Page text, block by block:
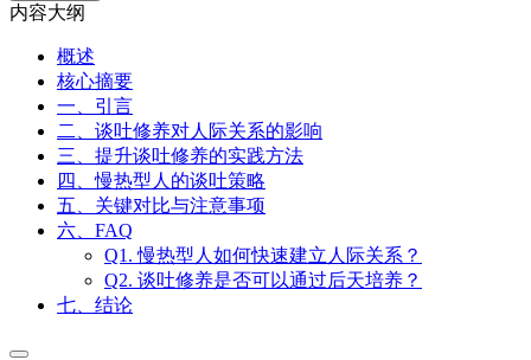
内容大纲
概述
核心摘要
一、引言
二、谈吐修养对人际关系的影响
三、提升谈吐修养的实践方法
四、慢热型人的谈吐策略
五、关键对比与注意事项
六、FAQ
Q1. 慢热型人如何快速建立人际关系？
Q2. 谈吐修养是否可以通过后天培养？
七、结论